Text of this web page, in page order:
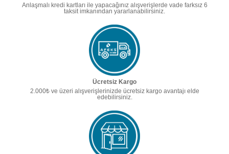
Anlaşmalı kredi kartları ile yapacağınız alışverişlerde vade farksız 6
taksit imkanından yararlanabilirsiniz.
Ücretsiz Kargo
2.000₺ ve üzeri alışverişlerinizde ücretsiz kargo avantajı elde
edebilirsiniz.